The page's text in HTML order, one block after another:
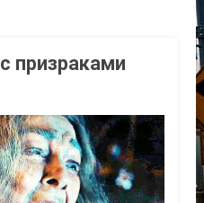
призраками